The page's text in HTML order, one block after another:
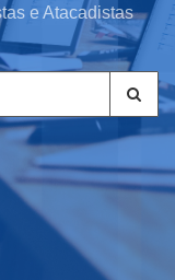
e Atacadistas